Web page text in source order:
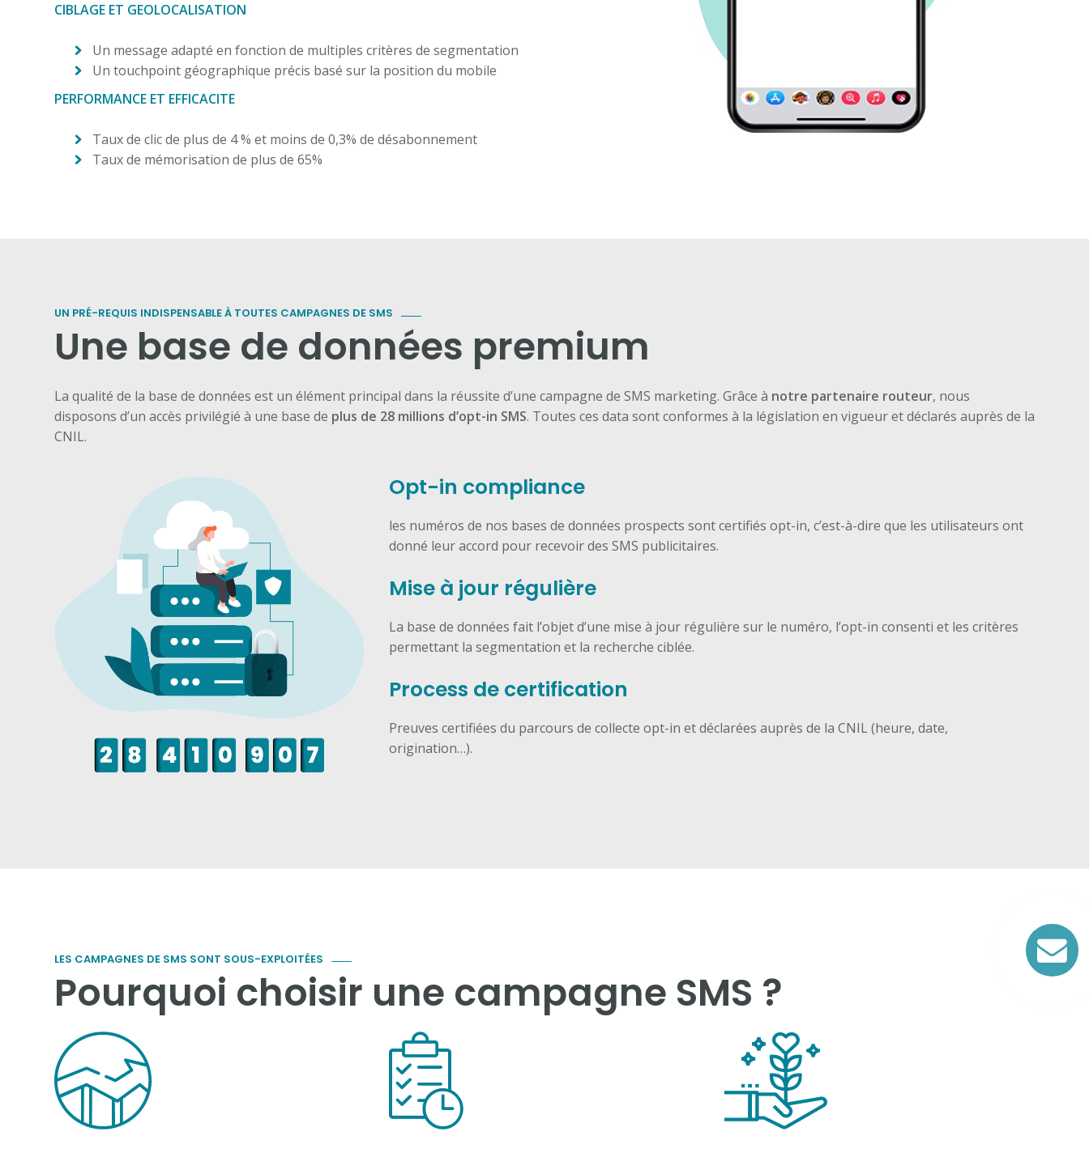
CIBLAGE ET GEOLOCALISATION
Un message adapté en fonction de multiples critères de segmentation
Un touchpoint géographique précis basé sur la position du mobile
PERFORMANCE ET EFFICACITE
Taux de clic de plus de 4 % et moins de 0,3% de désabonnement
Taux de mémorisation de plus de 65%
UN PRÉ-REQUIS INDISPENSABLE À TOUTES CAMPAGNES DE SMS
Une base de données premium
La qualité de la base de données est un élément principal dans la réussite d’une campagne de SMS marketing. Grâce à notre partenaire routeur, nous
disposons d’un accès privilégié à une base de plus de 28 millions d’opt-in SMS. Toutes ces data sont conformes à la législation en vigueur et déclarés auprès de la
CNIL.
Opt-in compliance
les numéros de nos bases de données prospects sont certifiés opt-in, c’est-à-dire que les utilisateurs ont
donné leur accord pour recevoir des SMS publicitaires.
Mise à jour régulière
La base de données fait l’objet d’une mise à jour régulière sur le numéro, l’opt-in consenti et les critères
permettant la segmentation et la recherche ciblée.
Process de certification
Preuves certifiées du parcours de collecte opt-in et déclarées auprès de la CNIL (heure, date,
origination…).
LES CAMPAGNES DE SMS SONT SOUS-EXPLOITÉES
Pourquoi choisir une campagne SMS ?